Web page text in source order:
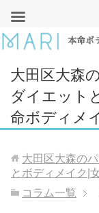
本命ボ
大田区大森
ダイエット
命ボディメ
大田区大森の
とボディメイク|
コラム一覧